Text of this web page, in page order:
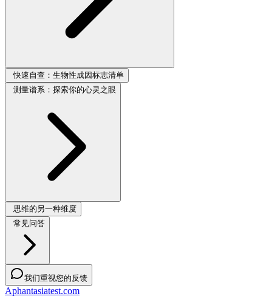
快速自查：生物性成因标志清单
测量谱系：探索你的心灵之眼
思维的另一种维度
常见问答
我们重视您的反馈
Aphantasiatest.com